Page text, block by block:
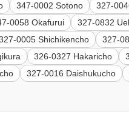
347-0002 Sotono 327-
0058 Okafurui 327-0832
0005 Shichikencho 327-
326-0327 Hakaricho
327-0016 Daishukucho